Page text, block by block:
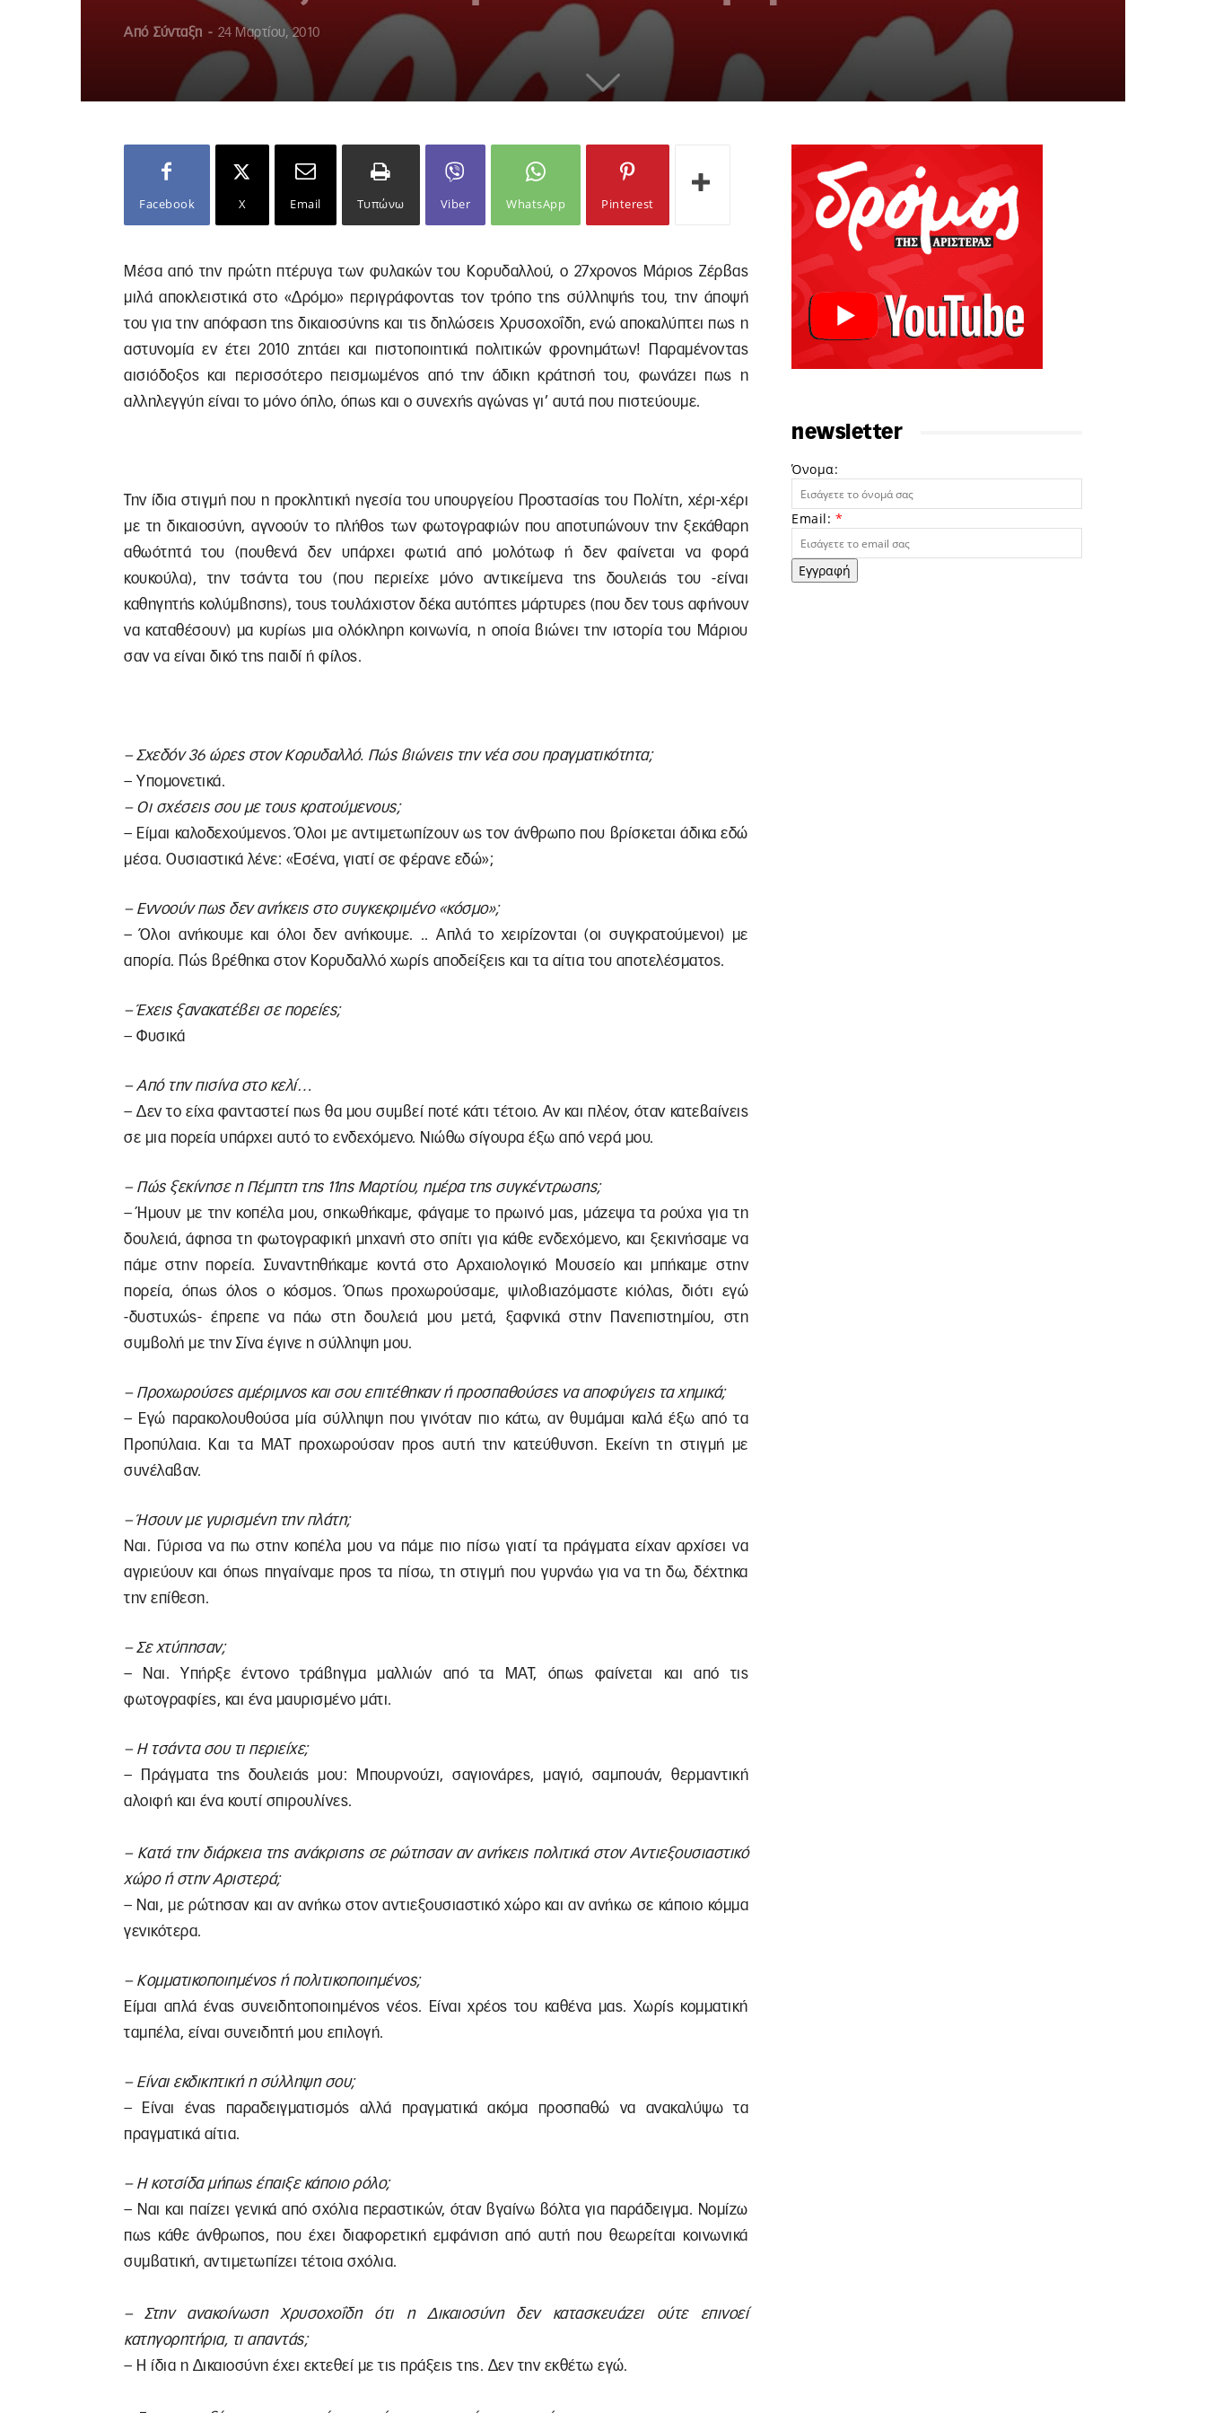
Από Σύνταξη - 24 Μαρτίου, 2010
Facebook X Email Τυπώνω Viber WhatsApp Pinterest
Μέσα από την πρώτη πτέρυγα των φυλακών του Κορυδαλλού, ο 27χρονος Μάριος Ζέρβας
μιλά αποκλειστικά στο «Δρόμο» περιγράφοντας τον τρόπο της σύλληψής του, την άποψή
του για την απόφαση της δικαιοσύνης και τις δηλώσεις Χρυσοχοΐδη, ενώ αποκαλύπτει πως η
αστυνομία εν έτει 2010 ζητάει και πιστοποιητικά πολιτικών φρονημάτων! Παραμένοντας
αισιόδοξος και περισσότερο πεισμωμένος από την άδικη κράτησή του, φωνάζει πως η
αλληλεγγύη είναι το μόνο όπλο, όπως και ο συνεχής αγώνας γι’ αυτά που πιστεύουμε.
Την ίδια στιγμή που η προκλητική ηγεσία του υπουργείου Προστασίας του Πολίτη, χέρι-χέρι
με τη δικαιοσύνη, αγνοούν το πλήθος των φωτογραφιών που αποτυπώνουν την ξεκάθαρη
αθωότητά του (πουθενά δεν υπάρχει φωτιά από μολότωφ ή δεν φαίνεται να φορά
κουκούλα), την τσάντα του (που περιείχε μόνο αντικείμενα της δουλειάς του -είναι
καθηγητής κολύμβησης), τους τουλάχιστον δέκα αυτόπτες μάρτυρες (που δεν τους αφήνουν
να καταθέσουν) μα κυρίως μια ολόκληρη κοινωνία, η οποία βιώνει την ιστορία του Μάριου
σαν να είναι δικό της παιδί ή φίλος.
– Σχεδόν 36 ώρες στον Κορυδαλλό. Πώς βιώνεις την νέα σου πραγματικότητα;
– Υπομονετικά.
– Οι σχέσεις σου με τους κρατούμενους;
– Είμαι καλοδεχούμενος. Όλοι με αντιμετωπίζουν ως τον άνθρωπο που βρίσκεται άδικα εδώ
μέσα. Ουσιαστικά λένε: «Εσένα, γιατί σε φέρανε εδώ»;
– Εννοούν πως δεν ανήκεις στο συγκεκριμένο «κόσμο»;
– Όλοι ανήκουμε και όλοι δεν ανήκουμε. .. Απλά το χειρίζονται (οι συγκρατούμενοι) με
απορία. Πώς βρέθηκα στον Κορυδαλλό χωρίς αποδείξεις και τα αίτια του αποτελέσματος.
– Έχεις ξανακατέβει σε πορείες;
– Φυσικά
– Από την πισίνα στο κελί…
– Δεν το είχα φανταστεί πως θα μου συμβεί ποτέ κάτι τέτοιο. Αν και πλέον, όταν κατεβαίνεις
σε μια πορεία υπάρχει αυτό το ενδεχόμενο. Νιώθω σίγουρα έξω από νερά μου.
– Πώς ξεκίνησε η Πέμπτη της 11ης Μαρτίου, ημέρα της συγκέντρωσης;
– Ήμουν με την κοπέλα μου, σηκωθήκαμε, φάγαμε το πρωινό μας, μάζεψα τα ρούχα για τη
δουλειά, άφησα τη φωτογραφική μηχανή στο σπίτι για κάθε ενδεχόμενο, και ξεκινήσαμε να
πάμε στην πορεία. Συναντηθήκαμε κοντά στο Αρχαιολογικό Μουσείο και μπήκαμε στην
πορεία, όπως όλος ο κόσμος. Όπως προχωρούσαμε, ψιλοβιαζόμαστε κιόλας, διότι εγώ
-δυστυχώς- έπρεπε να πάω στη δουλειά μου μετά, ξαφνικά στην Πανεπιστημίου, στη
συμβολή με την Σίνα έγινε η σύλληψη μου.
– Προχωρούσες αμέριμνος και σου επιτέθηκαν ή προσπαθούσες να αποφύγεις τα χημικά;
– Εγώ παρακολουθούσα μία σύλληψη που γινόταν πιο κάτω, αν θυμάμαι καλά έξω από τα
Προπύλαια. Και τα ΜΑΤ προχωρούσαν προς αυτή την κατεύθυνση. Εκείνη τη στιγμή με
συνέλαβαν.
– Ήσουν με γυρισμένη την πλάτη;
Ναι. Γύρισα να πω στην κοπέλα μου να πάμε πιο πίσω γιατί τα πράγματα είχαν αρχίσει να
αγριεύουν και όπως πηγαίναμε προς τα πίσω, τη στιγμή που γυρνάω για να τη δω, δέχτηκα
την επίθεση.
– Σε χτύπησαν;
– Ναι. Υπήρξε έντονο τράβηγμα μαλλιών από τα ΜΑΤ, όπως φαίνεται και από τις
φωτογραφίες, και ένα μαυρισμένο μάτι.
– Η τσάντα σου τι περιείχε;
– Πράγματα της δουλειάς μου: Μπουρνούζι, σαγιονάρες, μαγιό, σαμπουάν, θερμαντική
αλοιφή και ένα κουτί σπιρουλίνες.
– Κατά την διάρκεια της ανάκρισης σε ρώτησαν αν ανήκεις πολιτικά στον Αντιεξουσιαστικό
χώρο ή στην Αριστερά;
– Ναι, με ρώτησαν και αν ανήκω στον αντιεξουσιαστικό χώρο και αν ανήκω σε κάποιο κόμμα
γενικότερα.
– Κομματικοποιημένος ή πολιτικοποιημένος;
Είμαι απλά ένας συνειδητοποιημένος νέος. Είναι χρέος του καθένα μας. Χωρίς κομματική
ταμπέλα, είναι συνειδητή μου επιλογή.
– Είναι εκδικητική η σύλληψη σου;
– Είναι ένας παραδειγματισμός αλλά πραγματικά ακόμα προσπαθώ να ανακαλύψω τα
πραγματικά αίτια.
– Η κοτσίδα μήπως έπαιξε κάποιο ρόλο;
– Ναι και παίζει γενικά από σχόλια περαστικών, όταν βγαίνω βόλτα για παράδειγμα. Νομίζω
πως κάθε άνθρωπος, που έχει διαφορετική εμφάνιση από αυτή που θεωρείται κοινωνικά
συμβατική, αντιμετωπίζει τέτοια σχόλια.
– Στην ανακοίνωση Χρυσοχοΐδη ότι η Δικαιοσύνη δεν κατασκευάζει ούτε επινοεί
κατηγορητήρια, τι απαντάς;
– Η ίδια η Δικαιοσύνη έχει εκτεθεί με τις πράξεις της. Δεν την εκθέτω εγώ.
newsletter
Όνομα:
Email: *
Εγγραφή